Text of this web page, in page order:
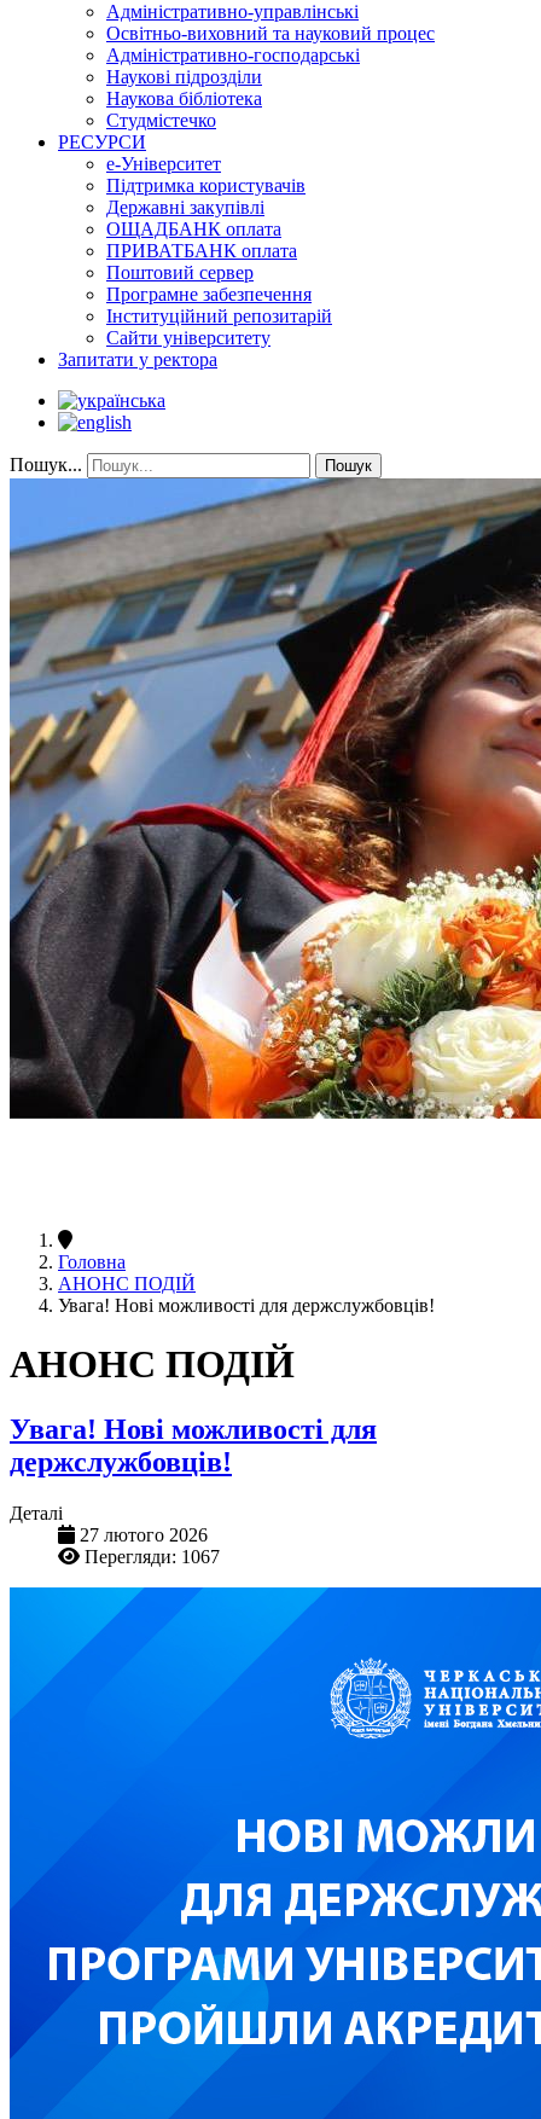
Адміністративно-управлінські
Освітньо-виховний та науковий процес
Адміністративно-господарські
Наукові підрозділи
Наукова бібліотека
Студмістечко
РЕСУРСИ
е-Університет
Підтримка користувачів
Державні закупівлі
ОЩАДБАНК оплата
ПРИВАТБАНК оплата
Поштовий сервер
Програмне забезпечення
Інституційний репозитарій
Сайти університету
Запитати у ректора
Пошук... Пошук
Головна
АНОНС ПОДІЙ
Увага! Нові можливості для держслужбовців!
АНОНС ПОДІЙ
Увага! Нові можливості для
держслужбовців!
Деталі
27 лютого 2026
Перегляди: 1067